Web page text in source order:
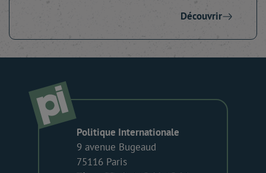
Découvrir
Politique Internationale
9 avenue Bugeaud
75116 Paris